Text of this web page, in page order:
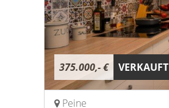
375.000,- € VERKAUFT
Peine